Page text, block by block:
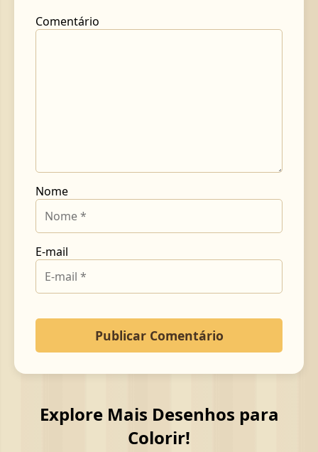
Comentário
Nome
E-mail
Explore Mais Desenhos para
Colorir!